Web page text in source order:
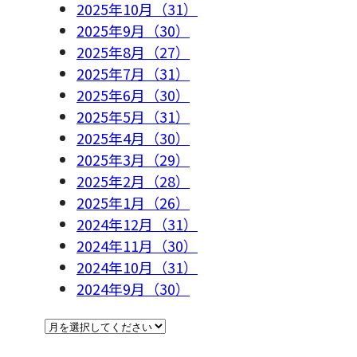
2025年10月（31）
2025年9月（30）
2025年8月（27）
2025年7月（31）
2025年6月（30）
2025年5月（31）
2025年4月（30）
2025年3月（29）
2025年2月（28）
2025年1月（26）
2024年12月（31）
2024年11月（30）
2024年10月（31）
2024年9月（30）